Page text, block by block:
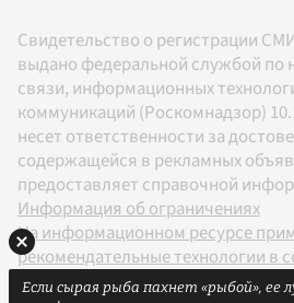
Свидетельство о регистрации
выдано федеральной службой по
связи, информационных
коммуникаций (Роскомнадзор)
несет ответственности за
содержащейся в рекламных
предоставляет справочной
Информация об ограничениях
На информационном ресурсе
рекомендательные технологии в
Правилами
Если сырая рыба пахнет «рыбой», ее